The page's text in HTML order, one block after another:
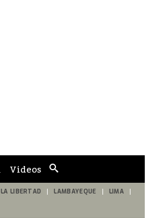
de
búsqueda
Videos
LA LIBERTAD LAMBAYEQUE LIMA